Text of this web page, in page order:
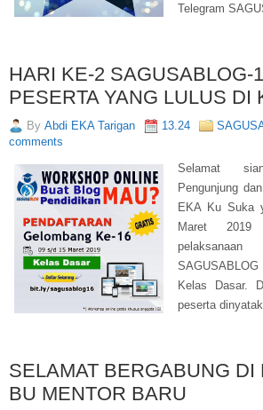
Telegram
HARI KE-2 SAGUSABLOG-
PESERTA YANG LULUS DI
By Abdi EKA Tarigan 13.24
comments
Selamat
Pengunjung
EKA Ku Suka
Maret 2019
Kelas Dasar.
peserta
SELAMAT BERGABUNG DI
BU MENTOR BARU